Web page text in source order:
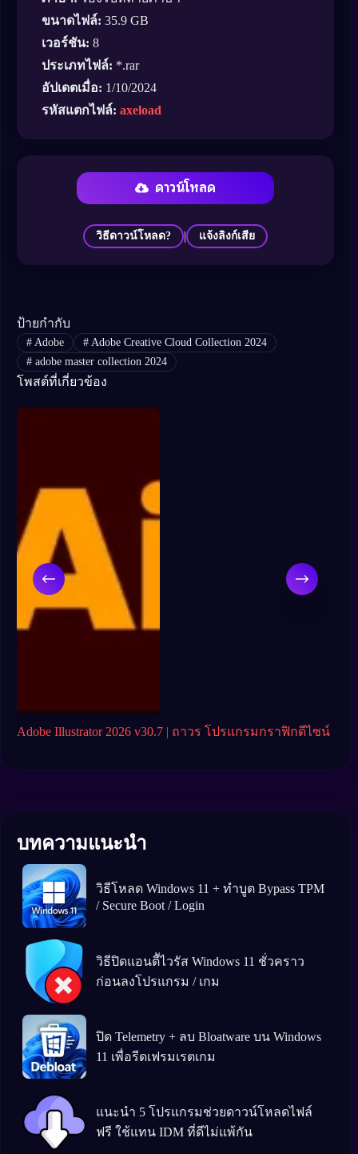
ขนาดไฟล์: 35.9 GB
เวอร์ชัน: 8
ประเภทไฟล์: *.rar
อัปเดตเมื่อ: 1/10/2024
รหัสแตกไฟล์: axeload
ดาวน์โหลด
วิธีดาวน์โหลด? | แจ้งลิงก์เสีย
ป้ายกำกับ
#Adobe #Adobe Creative Cloud Collection 2024
#adobe master collection 2024
โพสต์ที่เกี่ยวข้อง
Adobe Illustrator 2026 v30.7 | ถาวร โปรแกรมกราฟิกดีไซน์
บทความแนะนำ
วิธีโหลด Windows 11 + ทำบูต Bypass TPM
/ Secure Boot / Login
วิธีปิดแอนตีัไวรัส Windows 11 ชั่วคราว
ก่อนลงโปรแกรม / เกม
ปิด Telemetry + ลบ Bloatware บน Windows
11 เพื่อรีดเฟรมเรตเกม
แนะนำ 5 โปรแกรมช่วยดาวน์โหลดไฟล์
ฟรี ใช้แทน IDM ที่ดีไม่แพ้กัน